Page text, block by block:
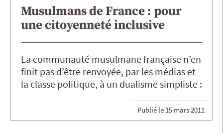
Musulmans de France : pour
une citoyenneté inclusive
La communauté musulmane française n’en
finit pas d’être renvoyée, par les médias et
la classe politique, à un dualisme simpliste :
Publié le 15 mars 2011